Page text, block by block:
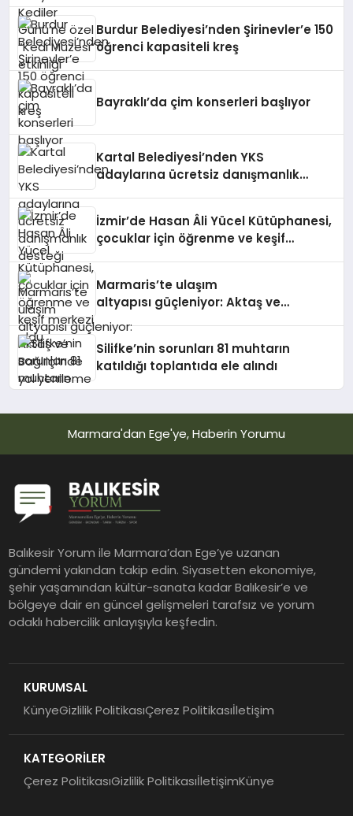
Burdur Belediyesi’nden Şirinevler’e 150
öğrenci kapasiteli kreş
Bayraklı’da çim konserleri başlıyor
Kartal Belediyesi’nden YKS
adaylarına ücretsiz danışmanlık
İzmir’de Hasan Âli Yücel Kütüphanesi,
çocuklar için öğrenme ve keşif
Marmaris’te ulaşım
altyapısı güçleniyor: Aktaş ve
Bağlıiçi’nde yol yenileme çalışmaları
Silifke’nin sorunları 81 muhtarın
katıldığı toplantıda ele alındı
Marmara'dan Ege'ye, Haberin Yorumu
Balıkesir Yorum ile Marmara’dan Ege’ye uzanan
gündemi yakından takip edin. Siyasetten ekonomiye,
şehir yaşamından kültür-sanata kadar Balıkesir’e ve
bölgeye dair en güncel gelişmeleri tarafsız ve yorum
odaklı habercilik anlayışıyla keşfedin.
KURUMSAL
KünyeGizlilik PolitikasıÇerez Politikasıİletişim
KATEGORİLER
Çerez PolitikasıGizlilik PolitikasıİletişimKünye